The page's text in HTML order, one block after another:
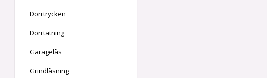
Dörrtrycken
Dörrtätning
Garagelås
Grindlåsning